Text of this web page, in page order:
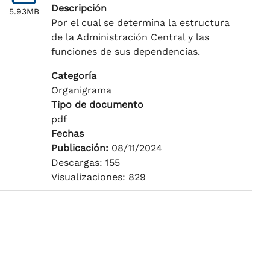
5.93MB
Descripción
Por el cual se determina la estructura
de la Administración Central y las
funciones de sus dependencias.
Categoría
Organigrama
Tipo de documento
pdf
Fechas
Publicación: 08/11/2024
Descargas: 155
Visualizaciones: 829